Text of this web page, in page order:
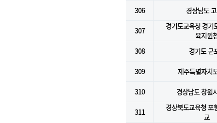
306
경상남도
307
경기도교육청 경기
육지원
308
경기도 군
309 제주특별자치
310 경상남도 창원
311
경상북도교육청 포
교